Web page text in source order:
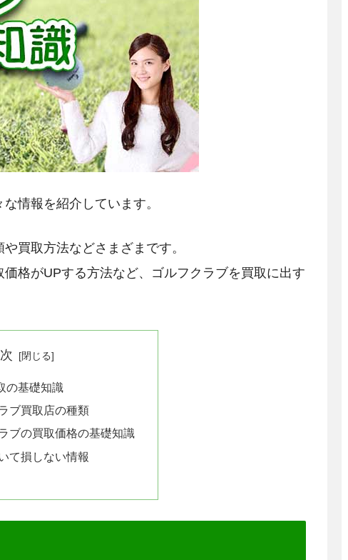
情報を紹介しています。
買取方法などさまざまです。
格がUPする方法など、ゴルフクラブを買取に出す
の基礎知識
ブ買取店の種類
ブの買取価格の基礎知識
て損しない情報